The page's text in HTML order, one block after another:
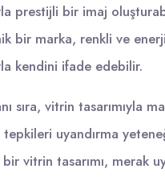
prestijli bir imaj
bir marka, renkli ve
kendini ifade edebilir.
sıra, vitrin tasarımıyla
tepkileri uyandırma
vitrin tasarımı, merak